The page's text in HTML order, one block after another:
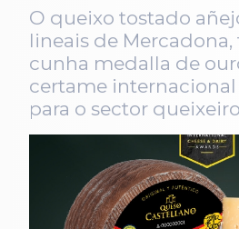
O queixo tostado
lineais de
cunha medalla de
certame
para o sector